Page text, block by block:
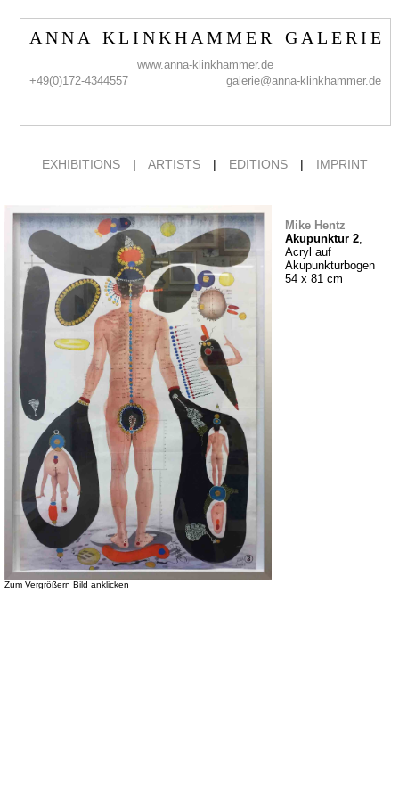
A N N A K L I N K H A M M E R G A L E R I E
www.anna-klinkhammer.de
+49(0)172-4344557
galerie@anna-klinkhammer.de
EXHIBITIONS | ARTISTS | EDITIONS | IMPRINT
Zum Vergrößern Bild anklicken
Mike Hentz
Akupunktur 2,
Acryl auf
Akupunkturbogen
54 x 81 cm